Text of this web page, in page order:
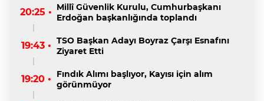
20:25 • Millî Güvenlik Kurulu, Cumhurbaşkanı
Erdoğan başkanlığında toplandı
19:43 • TSO Başkan Adayı Boyraz Çarşı Esnafını
Ziyaret Etti
19:20 •
Fındık Alımı başlıyor, Kayısı için alım
görünmüyor